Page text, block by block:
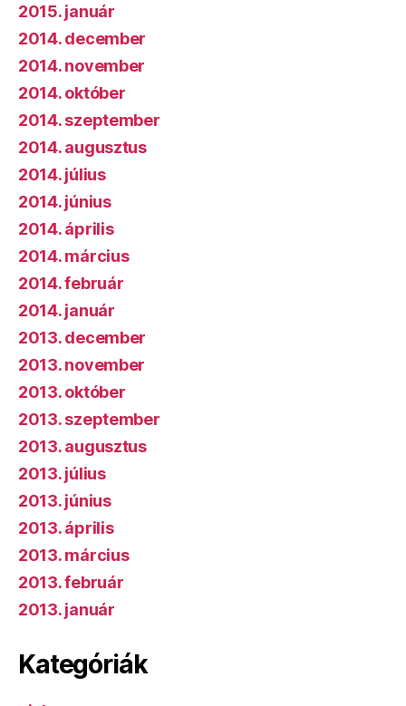
2015. január
2014. december
2014. november
2014. október
2014. szeptember
2014. augusztus
2014. július
2014. június
2014. április
2014. március
2014. február
2014. január
2013. december
2013. november
2013. október
2013. szeptember
2013. augusztus
2013. július
2013. június
2013. április
2013. március
2013. február
2013. január
Kategóriák